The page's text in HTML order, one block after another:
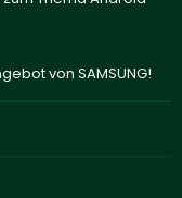
von SAMSUNG!